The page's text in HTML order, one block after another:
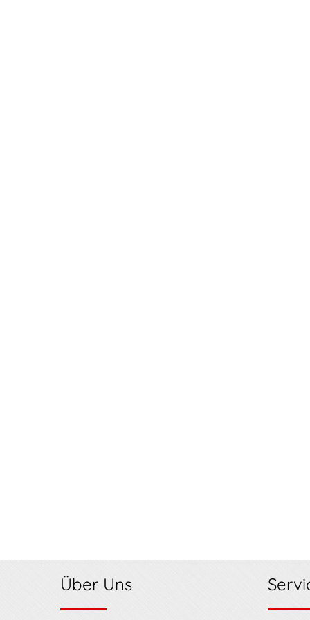
Über Uns